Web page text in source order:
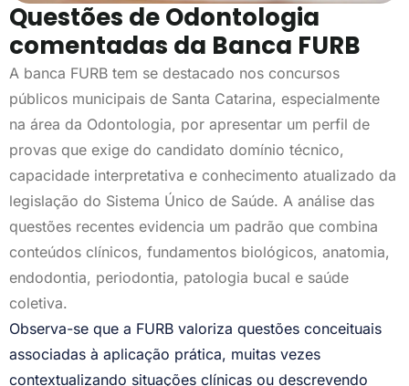
Questões de Odontologia
comentadas da Banca FURB
A banca FURB tem se destacado nos concursos
públicos municipais de Santa Catarina, especialmente
na área da Odontologia, por apresentar um perfil de
provas que exige do candidato domínio técnico,
capacidade interpretativa e conhecimento atualizado da
legislação do Sistema Único de Saúde. A análise das
questões recentes evidencia um padrão que combina
conteúdos clínicos, fundamentos biológicos, anatomia,
endodontia, periodontia, patologia bucal e saúde
coletiva.
Observa-se que a FURB valoriza questões conceituais
associadas à aplicação prática, muitas vezes
contextualizando situações clínicas ou descrevendo